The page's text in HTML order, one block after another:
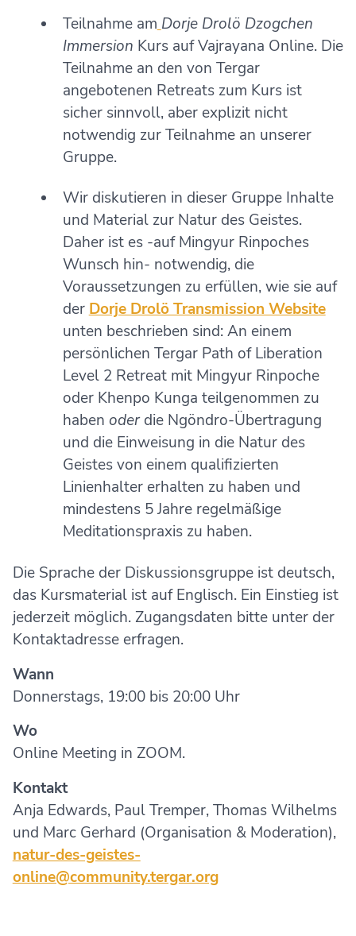
Teilnahme am Dorje Drolö Dzogchen
Immersion Kurs auf Vajrayana Online. Die
Teilnahme an den von Tergar
angebotenen Retreats zum Kurs ist
sicher sinnvoll, aber explizit nicht
notwendig zur Teilnahme an unserer
Gruppe.
Wir diskutieren in dieser Gruppe Inhalte
und Material zur Natur des Geistes.
Daher ist es -auf Mingyur Rinpoches
Wunsch hin- notwendig, die
Voraussetzungen zu erfüllen, wie sie auf
derDorje Drolö Transmission Website
unten beschrieben sind: An einem
persönlichen Tergar Path of Liberation
Level 2 Retreat mit Mingyur Rinpoche
oder Khenpo Kunga teilgenommen zu
haben oderdie Ngöndro-Übertragung
und die Einweisung in die Natur des
Geistes von einem qualifizierten
Linienhalter erhalten zu haben und
mindestens 5 Jahre regelmäßige
Meditationspraxis zu haben.
Die Sprache der Diskussionsgruppe ist deutsch,
das Kursmaterial ist auf Englisch. Ein Einstieg ist
jederzeit möglich. Zugangsdaten bitte unter der
Kontaktadresse erfragen.
Wann
Donnerstags, 19:00 bis 20:00 Uhr
Wo
Online Meeting in ZOOM.
Kontakt
Anja Edwards, Paul Tremper, Thomas Wilhelms
und Marc Gerhard (Organisation & Moderation),
natur-des-geistes-
online@community.tergar.org